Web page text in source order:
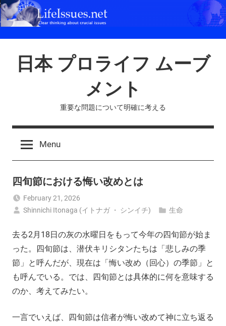
Skip
to
日本 プロライフ ムーブ
メント
重要な問題について明確に考える
Menu
四旬節における悔い改めとは
February 21, 2026
Shinnichi Itonaga (イトナガ ・ シンイチ)
生命
去る2月18日の灰の水曜日をもって今年の四旬節が始ま
った。四旬節は、潜伏キリシタンたちは「悲しみの季
節」と呼んだが、現在は「悔い改め（回心）の季節」と
も呼んでいる。では、四旬節とは具体的に何を意味する
のか、考えてみたい。
一言でいえば、四旬節は信者が悔い改めて神に立ち返る